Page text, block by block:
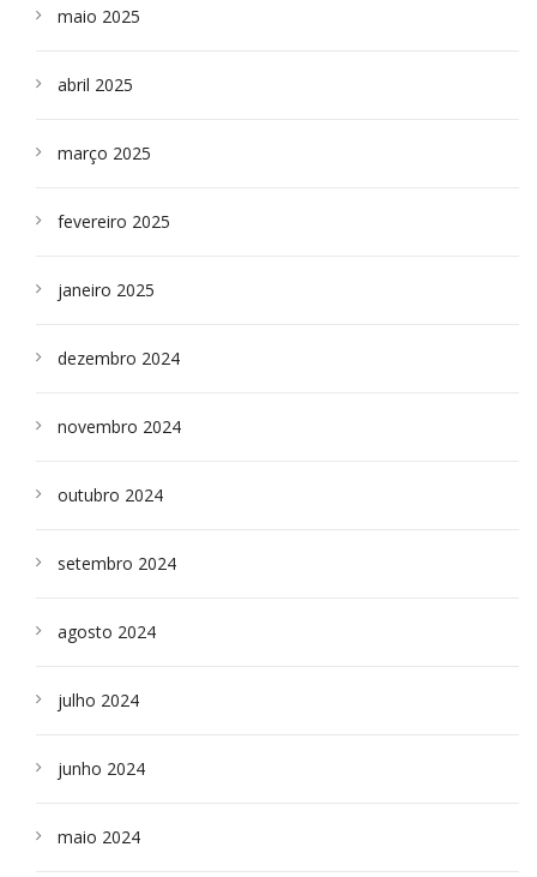
maio 2025
abril 2025
março 2025
fevereiro 2025
janeiro 2025
dezembro 2024
novembro 2024
outubro 2024
setembro 2024
agosto 2024
julho 2024
junho 2024
maio 2024